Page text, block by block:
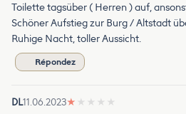
Toilette tagsüber ( Herren ) auf,
Schöner Aufstieg zur Burg / Altstadt
Ruhige Nacht, toller Aussicht.
Répondez
DL11.06.2023★ ★ ★ ★ ★